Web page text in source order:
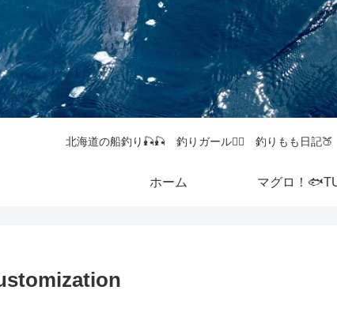
北海道の船釣り🎣🎣 釣りガール💁‍♀️ 釣りもも日記
ホーム マグロ！